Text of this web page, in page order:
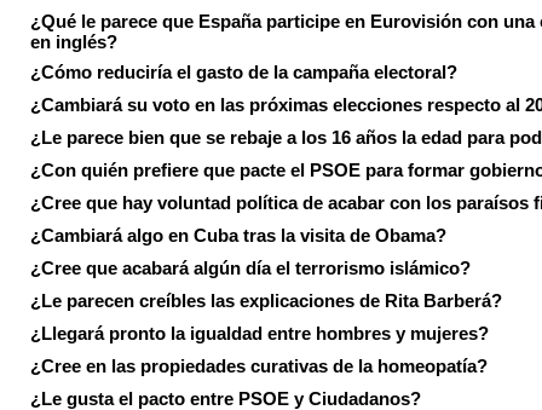
¿Qué le parece que España participe en Eurovisión con una
en inglés?
¿Cómo reduciría el gasto de la campaña electoral?
¿Cambiará su voto en las próximas elecciones respecto al
¿Le parece bien que se rebaje a los 16 años la edad para
¿Con quién prefiere que pacte el PSOE para formar
¿Cree que hay voluntad política de acabar con los paraísos
¿Cambiará algo en Cuba tras la visita de Obama?
¿Cree que acabará algún día el terrorismo islámico?
¿Le parecen creíbles las explicaciones de Rita Barberá?
¿Llegará pronto la igualdad entre hombres y mujeres?
¿Cree en las propiedades curativas de la homeopatía?
¿Le gusta el pacto entre PSOE y Ciudadanos?